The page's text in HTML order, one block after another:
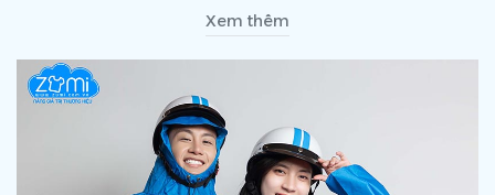
Xem thêm